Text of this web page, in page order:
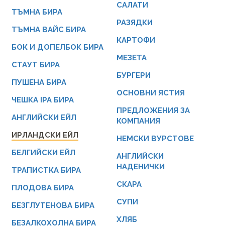
ТЪМНА БИРА
ТЪМНА ВАЙС БИРА
БОК И ДОПЕЛБОК БИРА
СТАУТ БИРА
ПУШЕНА БИРА
ЧЕШКА IPA БИРА
АНГЛИЙСКИ ЕЙЛ
ИРЛАНДСКИ ЕЙЛ
БЕЛГИЙСКИ ЕЙЛ
ТРАПИСТКА БИРА
ПЛОДОВА БИРА
БЕЗГЛУТЕНОВА БИРА
БЕЗАЛКОХОЛНА БИРА
САЛАТИ
РАЗЯДКИ
КАРТОФИ
МЕЗЕТА
БУРГЕРИ
ОСНОВНИ ЯСТИЯ
ПРЕДЛОЖЕНИЯ ЗА
КОМПАНИЯ
НЕМСКИ ВУРСТОВЕ
АНГЛИЙСКИ
НАДЕНИЧКИ
СКАРА
СУПИ
ХЛЯБ